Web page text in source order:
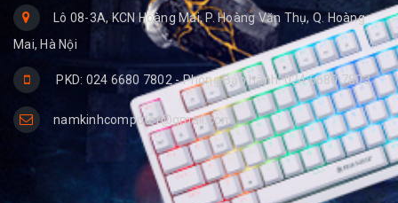
Lô 08-3A, KCN Hoàng Mai, P. Hoàng Văn Thụ, Q. Hoàng
Mai, Hà Nội
PKD: 024 6680 7802 - Phòng Bảo hành: 024 6680 7803
namkinhcomputer@gmail.com